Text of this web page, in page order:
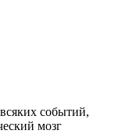
событий,
мозг